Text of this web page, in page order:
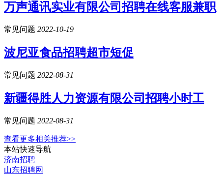
万声通讯实业有限公司招聘在线客服兼职
常见问题 2022-10-19
波尼亚食品招聘超市短促
常见问题 2022-08-31
新疆得胜人力资源有限公司招聘小时工
常见问题 2022-08-31
查看更多相关推荐>>
本站快速导航
济南招聘
山东招聘网